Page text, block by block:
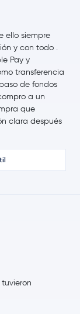
ello siempre
y con todo .
Pay y
transferencia
de fondos
a un
que
clara después